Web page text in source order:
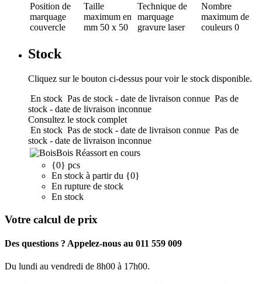
Position de
marquage
couvercle
Taille
maximum en
mm 50 x 50
Technique de
marquage
gravure laser
Nombre
maximum de
couleurs 0
Stock
Cliquez sur le bouton ci-dessus pour voir le stock disponible.
En stock Pas de stock - date de livraison connue Pas de
stock - date de livraison inconnue
Consultez le stock complet
En stock Pas de stock - date de livraison connue Pas de
stock - date de livraison inconnue
Bois Réassort en cours
{0} pcs
En stock à partir du {0}
En rupture de stock
En stock
Votre calcul de prix
Des questions ? Appelez-nous au 011 559 009
Du lundi au vendredi de 8h00 à 17h00.